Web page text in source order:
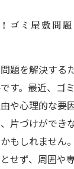
ゴミ屋敷問
題を解決する
す。最近、ゴ
や心理的な要
片づけができ
もしれません
せず、周囲や